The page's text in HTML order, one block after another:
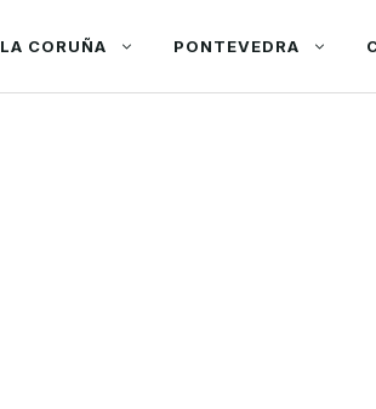
LA CORUÑA PONTEVEDRA